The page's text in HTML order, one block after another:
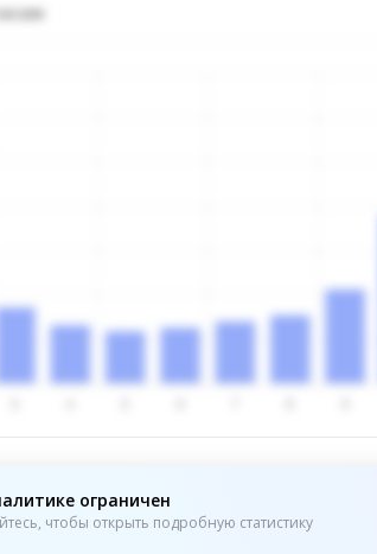
ограничен
чтобы открыть подробную статистику